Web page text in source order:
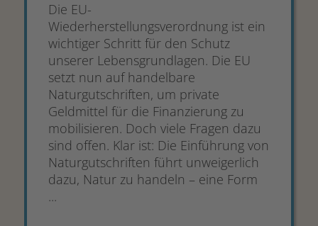
Die EU-
Wiederherstellungsverordnung ist ein
wichtiger Schritt für den Schutz
unserer Lebensgrundlagen. Die EU
setzt nun auf handelbare
Naturgutschriften, um private
Geldmittel für die Finanzierung zu
mobilisieren. Doch viele Fragen dazu
sind offen. Klar ist: Die Einführung von
Naturgutschriften führt unweigerlich
dazu, Natur zu handeln – eine Form
...